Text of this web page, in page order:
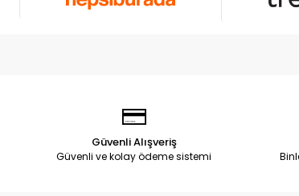
Güvenli Alışveriş
Güvenli ve kolay ödeme sistemi